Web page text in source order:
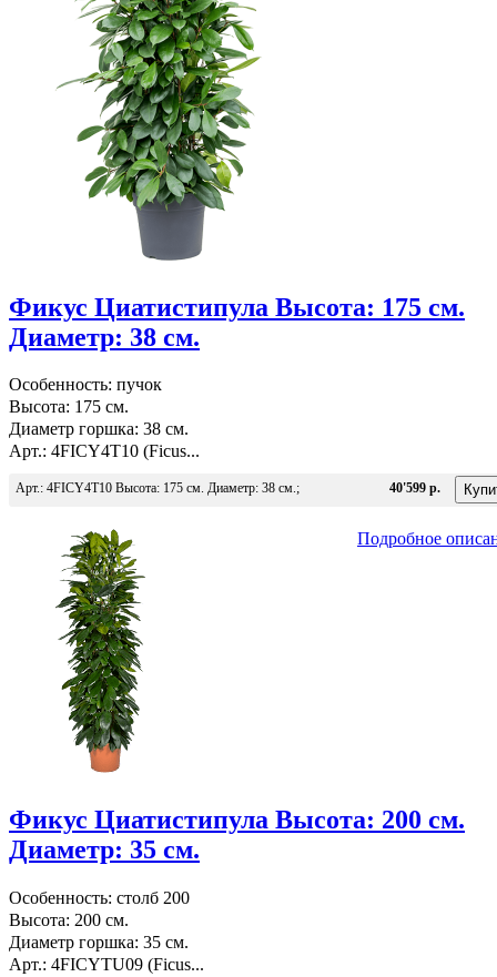
Фикус Циатистипула Высота: 175 см.
Диаметр: 38 см.
Особенность: пучок
Высота: 175 см.
Диаметр горшка: 38 см.
Арт.: 4FICY4T10 (Ficus...
Арт.: 4FICY4T10 Высота: 175 см. Диаметр: 38 см.; 40'599 р.
Подробное
Фикус Циатистипула Высота: 200 см.
Диаметр: 35 см.
Особенность: столб 200
Высота: 200 см.
Диаметр горшка: 35 см.
Арт.: 4FICYTU09 (Ficus...